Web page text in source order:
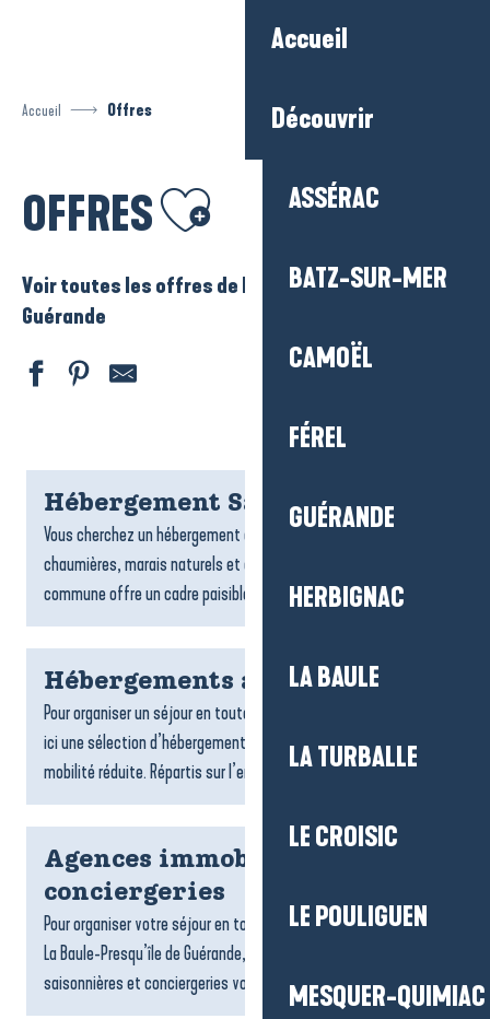
Accueil
Découvrir
ASSÉRAC
BATZ-SUR-MER
CAMOËL
FÉREL
GUÉRANDE
HERBIGNAC
LA BAULE
LA TURBALLE
LE CROISIC
LE POULIGUEN
MESQUER-QUIMIAC
Accueil Offres
OFFRES Ajouter aux favoris
Voir toutes les offres de La Baule – Presqu’ile de
Guérande
Hébergement Saint-Lyphard
Vous cherchez un hébergement à Saint-Lyphard ? Entre
chaumières, marais naturels et ambiance briéronne, la
commune offre un cadre paisible pour un séjour ressourçant....
Hébergements accessibles
Pour organiser un séjour en toute tranquillité, on vous propose
ici une sélection d’hébergements accessibles aux personnes à
mobilité réduite. Répartis sur l’ensemble du...
Agences immobilières et
conciergeries
Pour organiser votre séjour en toute sérénité sur la destination
La Baule-Presqu’île de Guérande, les agences de locations
saisonnières et conciergeries vous accompagnent dans...